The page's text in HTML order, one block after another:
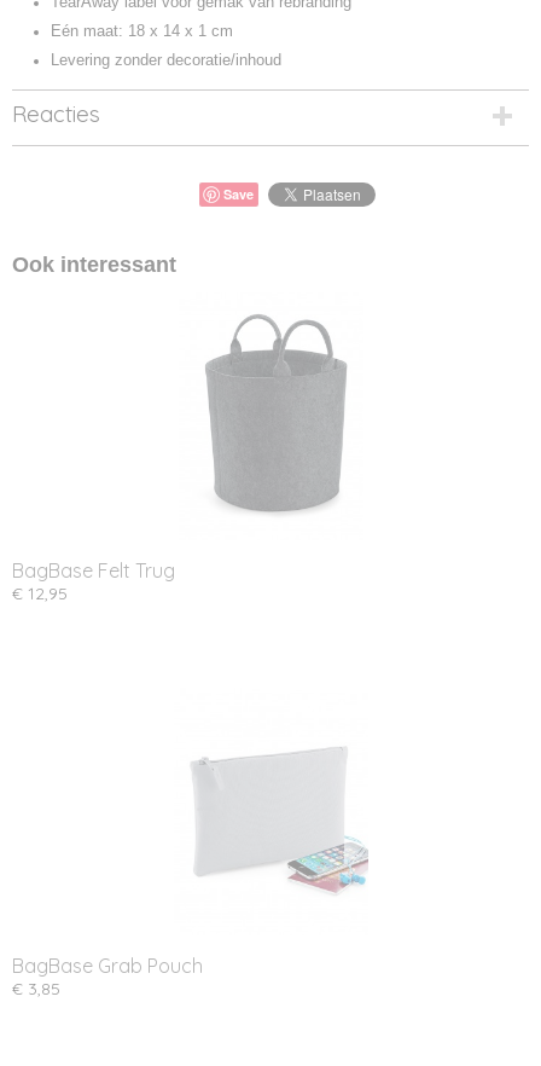
Eén maat: 18 x 14 x 1 cm
Levering zonder decoratie/inhoud
Reacties
Save
Ook interessant
BagBase Felt Trug
€ 12,95
BagBase Grab Pouch
€ 3,85